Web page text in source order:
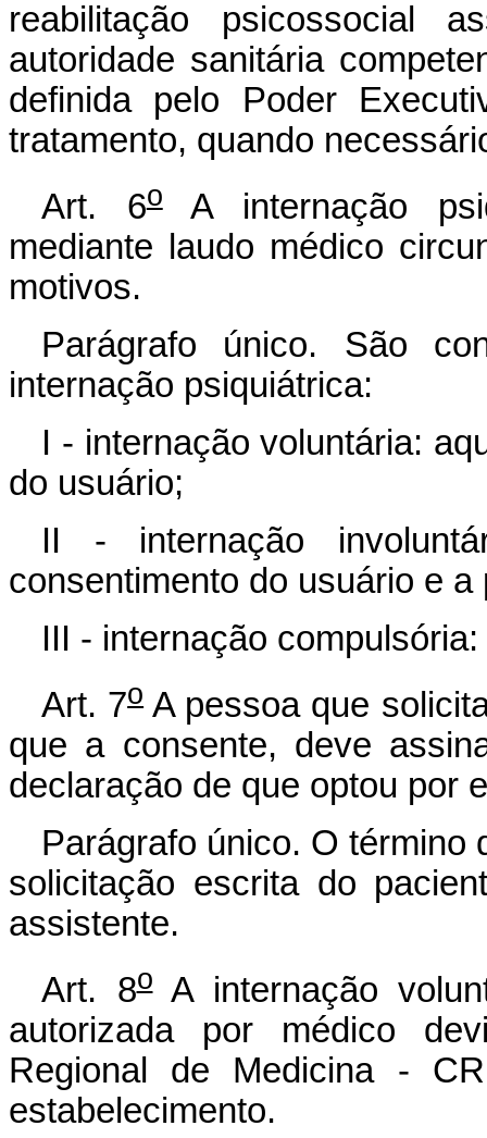
reabilitação psicossocial
autoridade sanitária
definida pelo Poder
tratamento, quando
Art. 6oA internação
mediante laudo médico
motivos.
Parágrafo único. São
internação psiquiátrica:
I - internação voluntária:
do usuário;
II - internação
consentimento do usuário e
III - internação
Art. 7oA pessoa que
que a consente, deve
declaração de que optou por
Parágrafo único. O término
solicitação escrita do
assistente.
Art. 8oA internação
autorizada por médico
Regional de Medicina -
estabelecimento.